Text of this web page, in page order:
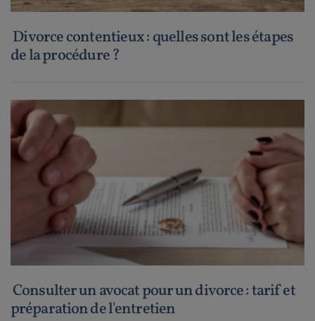
Divorce contentieux : quelles sont les étapes
de la procédure ?
Consulter un avocat pour un divorce : tarif et
préparation de l'entretien